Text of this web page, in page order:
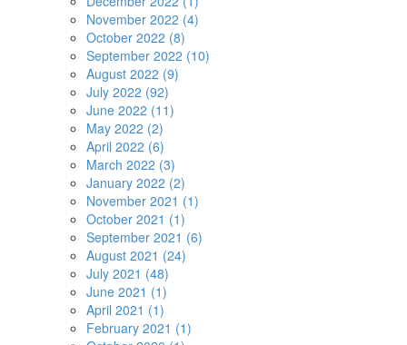
November 2022 (4)
October 2022 (8)
September 2022 (10)
August 2022 (9)
July 2022 (92)
June 2022 (11)
May 2022 (2)
April 2022 (6)
March 2022 (3)
January 2022 (2)
November 2021 (1)
October 2021 (1)
September 2021 (6)
August 2021 (24)
July 2021 (48)
June 2021 (1)
April 2021 (1)
February 2021 (1)